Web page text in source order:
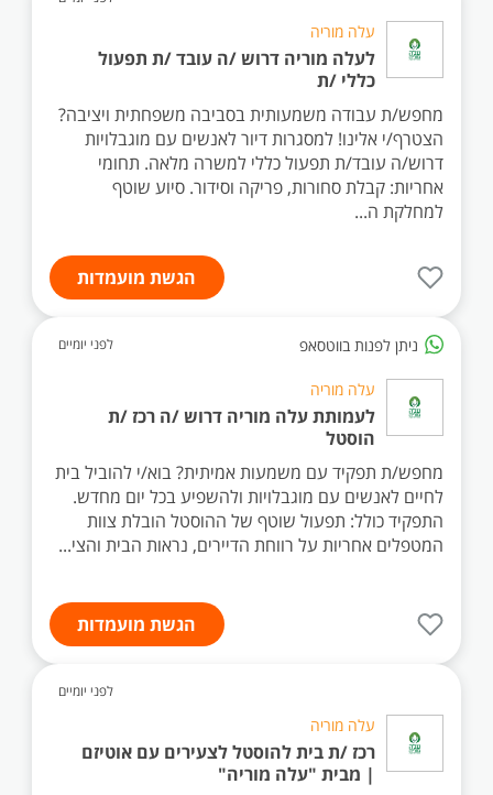
עלה מוריה
לעלה מוריה דרוש /ה עובד /ת תפעול
כללי /ת
מחפש/ת עבודה משמעותית בסביבה משפחתית ויציבה?
הצטרף/י אלינו! למסגרות דיור לאנשים עם מוגבלויות
דרוש/ה עובד/ת תפעול כללי למשרה מלאה. תחומי
אחריות: קבלת סחורות, פריקה וסידור. סיוע שוטף
למחלקת ה...
הגשת מועמדות
ניתן לפנות בווטסאפ לפני יומיים
עלה מוריה
לעמותת עלה מוריה דרוש /ה רכז /ת
הוסטל
מחפש/ת תפקיד עם משמעות אמיתית? בוא/י להוביל בית
לחיים לאנשים עם מוגבלויות ולהשפיע בכל יום מחדש.
התפקיד כולל: תפעול שוטף של ההוסטל הובלת צוות
המטפלים אחריות על רווחת הדיירים, נראות הבית והצי...
הגשת מועמדות
לפני יומיים
עלה מוריה
רכז /ת בית להוסטל לצעירים עם אוטיזם
| מבית "עלה מוריה"